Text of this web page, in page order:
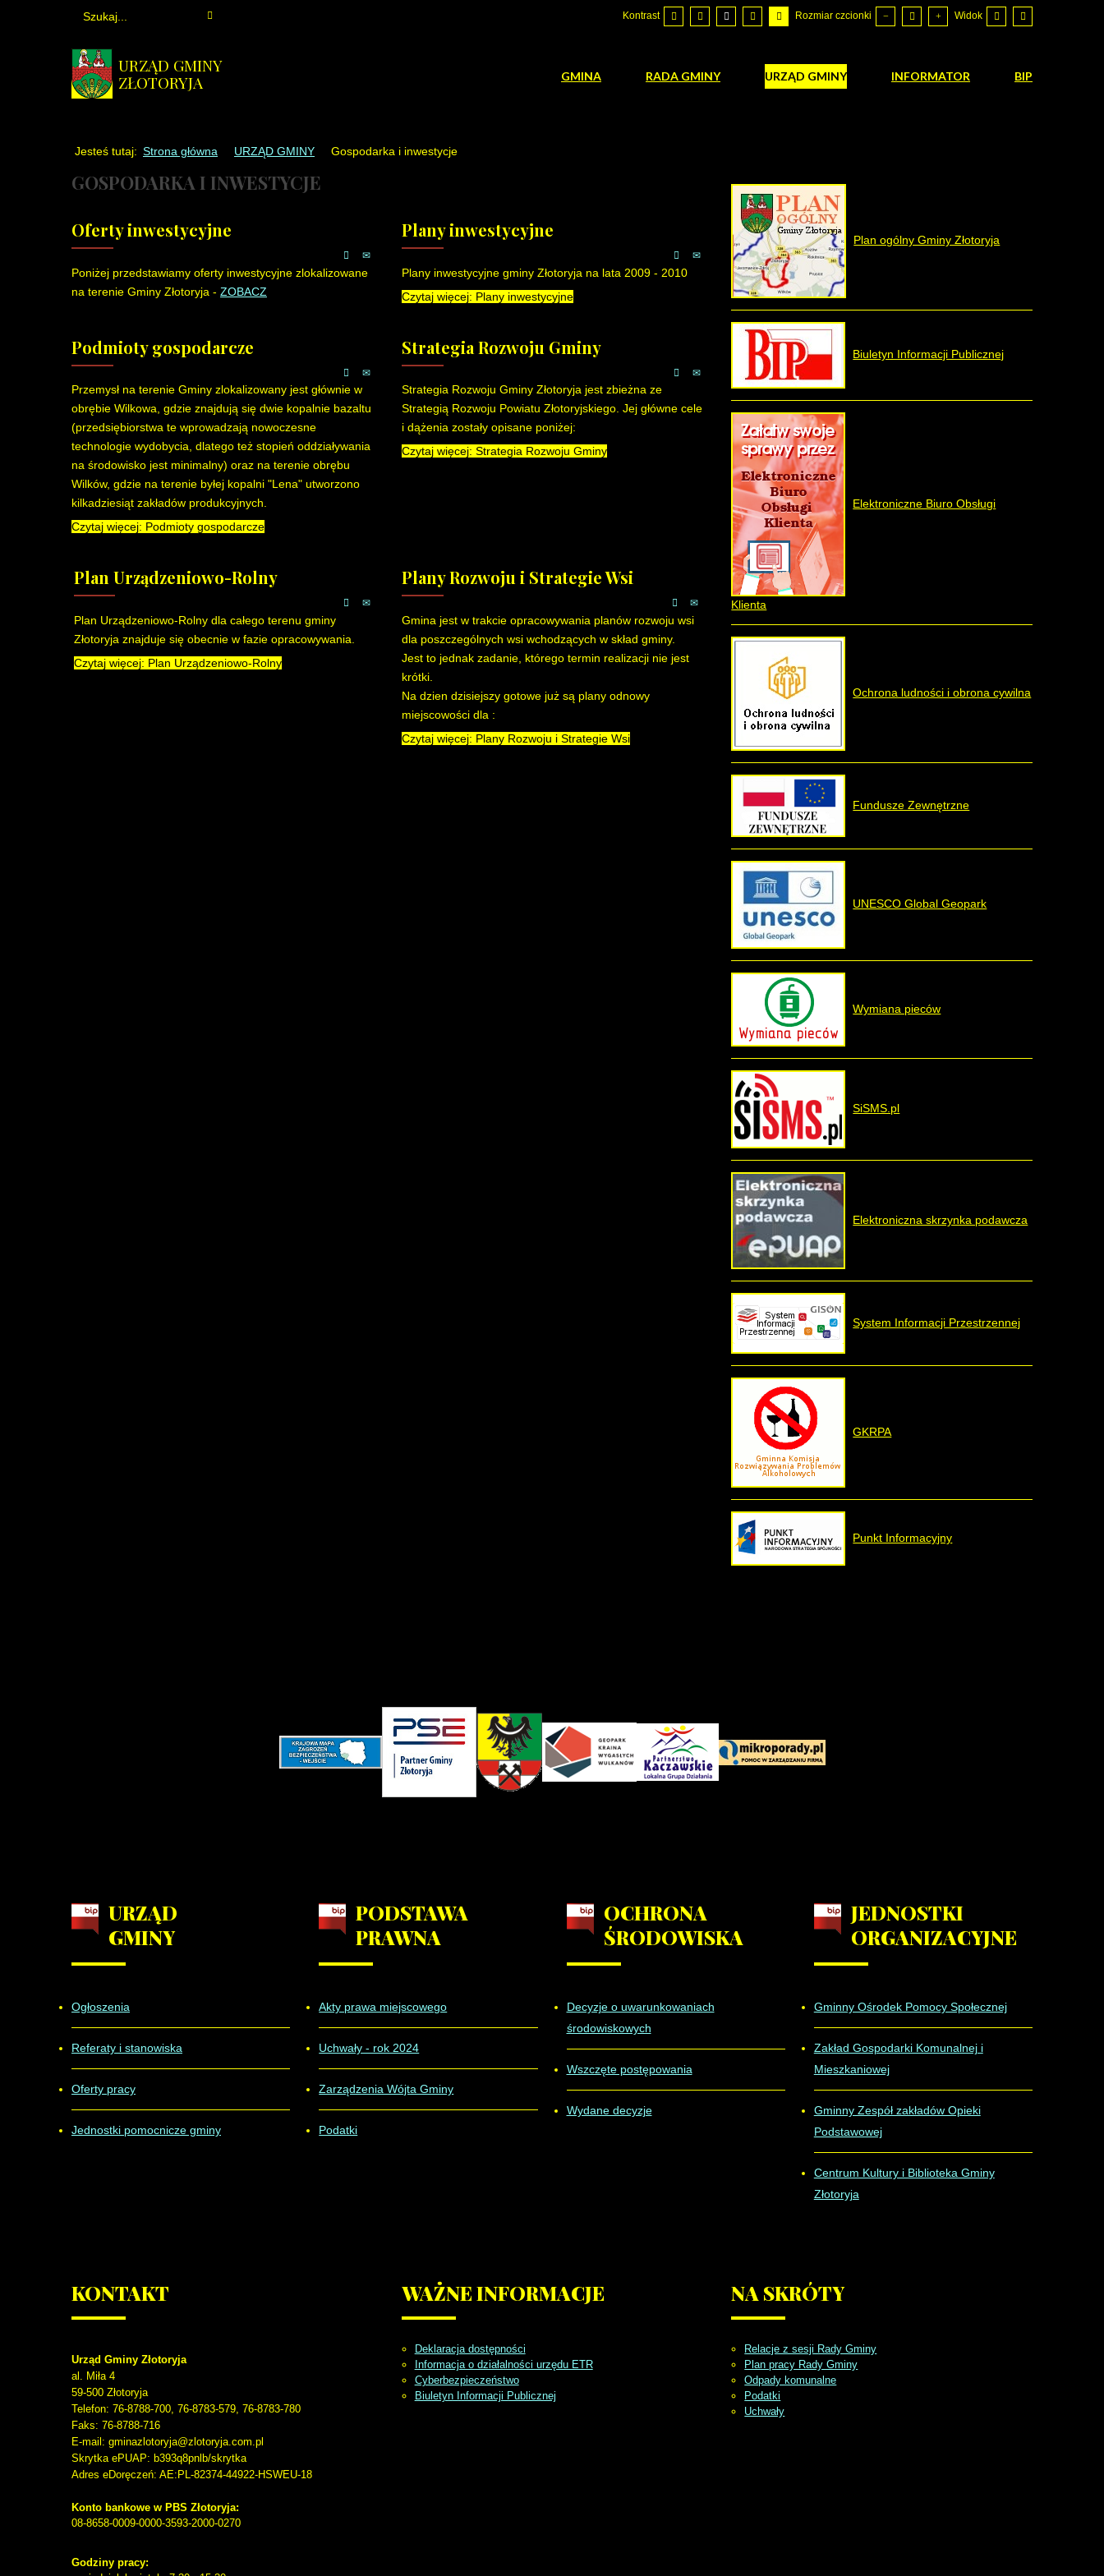
Kontrast Rozmiar czcionki Widok
URZĄD GMINY
ZŁOTORYJA
GMINA RADA GMINY URZĄD GMINY INFORMATOR BIP
Jesteś tutaj: Strona główna URZĄD GMINY Gospodarka i inwestycje
GOSPODARKA I INWESTYCJE
Oferty inwestycyjne
Poniżej przedstawiamy oferty inwestycyjne zlokalizowane
na terenie Gminy Złotoryja - ZOBACZ
Plany inwestycyjne
Plany inwestycyjne gminy Złotoryja na lata 2009 - 2010
Czytaj więcej: Plany inwestycyjne
Podmioty gospodarcze
Przemysł na terenie Gminy zlokalizowany jest głównie w
obrębie Wilkowa, gdzie znajdują się dwie kopalnie bazaltu
(przedsiębiorstwa te wprowadzają nowoczesne
technologie wydobycia, dlatego też stopień oddziaływania
na środowisko jest minimalny) oraz na terenie obrębu
Wilków, gdzie na terenie byłej kopalni "Lena" utworzono
kilkadziesiąt zakładów produkcyjnych.
Czytaj więcej: Podmioty gospodarcze
Strategia Rozwoju Gminy
Strategia Rozwoju Gminy Złotoryja jest zbieżna ze
Strategią Rozwoju Powiatu Złotoryjskiego. Jej główne cele
i dążenia zostały opisane poniżej:
Czytaj więcej: Strategia Rozwoju Gminy
Plan Urządzeniowo-Rolny
Plan Urządzeniowo-Rolny dla całego terenu gminy
Złotoryja znajduje się obecnie w fazie opracowywania.
Czytaj więcej: Plan Urządzeniowo-Rolny
Plany Rozwoju i Strategie Wsi
Gmina jest w trakcie opracowywania planów rozwoju wsi
dla poszczególnych wsi wchodzących w skład gminy.
Jest to jednak zadanie, którego termin realizacji nie jest
krótki.
Na dzien dzisiejszy gotowe już są plany odnowy
miejscowości dla :
Czytaj więcej: Plany Rozwoju i Strategie Wsi
Plan ogólny Gminy Złotoryja
Biuletyn Informacji Publicznej
Elektroniczne Biuro Obsługi
Klienta
Ochrona ludności i obrona cywilna
Fundusze Zewnętrzne
UNESCO Global Geopark
Wymiana pieców
SiSMS.pl
Elektroniczna skrzynka podawcza
System Informacji Przestrzennej
GKRPA
Punkt Informacyjny
URZĄD
GMINY
Ogłoszenia
Referaty i stanowiska
Oferty pracy
Jednostki pomocnicze gminy
PODSTAWA
PRAWNA
Akty prawa miejscowego
Uchwały - rok 2024
Zarządzenia Wójta Gminy
Podatki
OCHRONA
ŚRODOWISKA
Decyzje o uwarunkowaniach
środowiskowych
Wszczęte postępowania
Wydane decyzje
JEDNOSTKI
ORGANIZACYJNE
Gminny Ośrodek Pomocy Społecznej
Zakład Gospodarki Komunalnej i
Mieszkaniowej
Gminny Zespół zakładów Opieki
Podstawowej
Centrum Kultury i Biblioteka Gminy
Złotoryja
KONTAKT
Urząd Gminy Złotoryja
al. Miła 4
59-500 Złotoryja
Telefon: 76-8788-700, 76-8783-579, 76-8783-780
Faks: 76-8788-716
E-mail: gminazlotoryja@zlotoryja.com.pl
Skrytka ePUAP: b393q8pnlb/skrytka
Adres eDoręczeń: AE:PL-82374-44922-HSWEU-18
Konto bankowe w PBS Złotoryja:
08-8658-0009-0000-3593-2000-0270
Godziny pracy:
WAŻNEINFORMACJE
Deklaracja dostępności
Informacja o działalności urzędu ETR
Cyberbezpieczeństwo
Biuletyn Informacji Publicznej
NA SKRÓTY
Relacje z sesji Rady Gminy
Plan pracy Rady Gminy
Odpady komunalne
Podatki
Uchwały